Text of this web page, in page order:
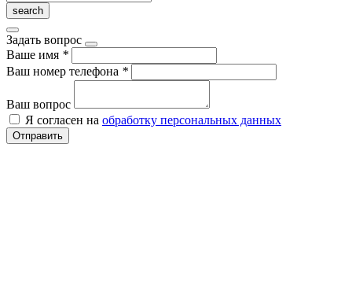
Задать вопрос
Ваше имя *
Ваш номер телефона *
Ваш вопрос
Я согласен на обработку персональных данных
Отправить